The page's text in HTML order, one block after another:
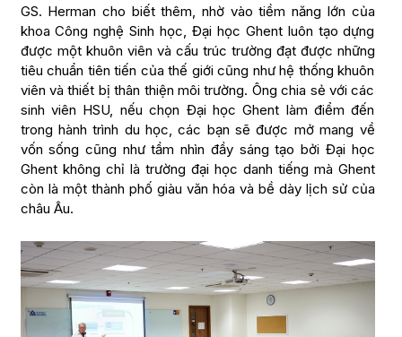
GS. Herman cho biết thêm, nhờ vào tiềm năng lớn của
khoa Công nghệ Sinh học, Đại học Ghent luôn tạo dựng
được một khuôn viên và cấu trúc trường đạt được những
tiêu chuẩn tiên tiến của thế giới cũng như hệ thống khuôn
viên và thiết bị thân thiện môi trường. Ông chia sẻ với các
sinh viên HSU, nếu chọn Đại học Ghent làm điểm đến
trong hành trình du học, các bạn sẽ được mở mang về
vốn sống cũng như tầm nhìn đầy sáng tạo bởi Đại học
Ghent không chỉ là trường đại học danh tiếng mà Ghent
còn là một thành phố giàu văn hóa và bề dày lịch sử của
châu Âu.